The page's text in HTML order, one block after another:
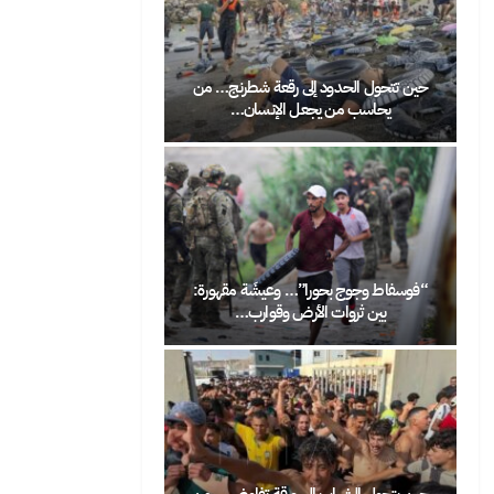
الحدود إلى رقعة شطرنج… من
يحاسب من يجعل الإنسان…
وجوج بحورا”… وعيشَة مقهورة:
بين ثروات الأرض وقوارب…
الرباط تحتفي بعيد العرش على إيقاع
لو فُتحت الحدود بين المغرب